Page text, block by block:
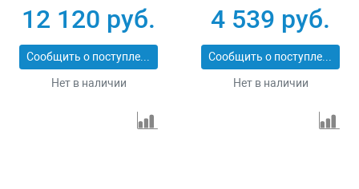
220 Top, 220 А, ПВ
60% Denzel 94357
12 120 руб.
Сообщить о поступлении
Нет в наличии
190 А, ПВ 80%
Сибртех 94394
4 539 руб.
Сообщить о поступлении
Нет в наличии